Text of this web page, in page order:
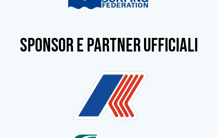
SPONSOR e partner ufficiali